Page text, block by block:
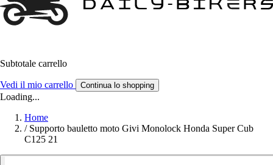
Subtotale carrello
Vedi il mio carrello Continua lo shopping
Loading...
Home
/ Supporto bauletto moto Givi Monolock Honda Super Cub
C125 21